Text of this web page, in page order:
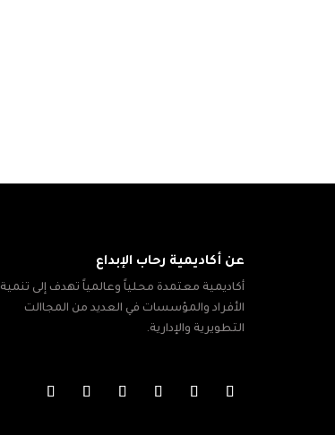
عن أكاديمية رحاب الإبداع
أكاديمية معتمدة محلياً وعالمياً تهدف إلى تنمية
الأفراد والمؤسسات في العديد من المجاالت
التطويرية والإدارية.